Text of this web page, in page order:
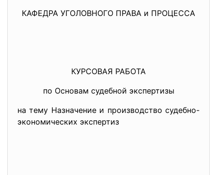
КАФЕДРА УГОЛОВНОГО ПРАВА и ПРОЦЕССА
КУРСОВАЯ РАБОТА
по Основам судебной экспертизы
на тему Назначение и производство судебно-
экономических экспертиз